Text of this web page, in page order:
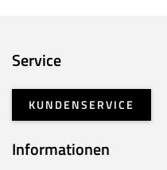
Service
KUNDENSERVICE
Informationen